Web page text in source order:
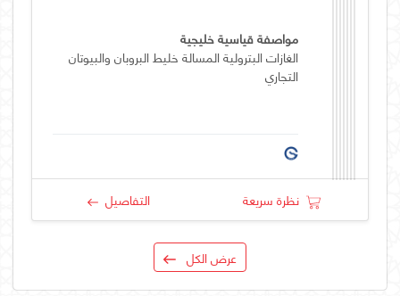
مواصفة قياسية خليجية
الغازات البترولية المسالة خليط البروبان والبيوتان
التجاري
نظرة سريعة التفاصيل
عرض الكل